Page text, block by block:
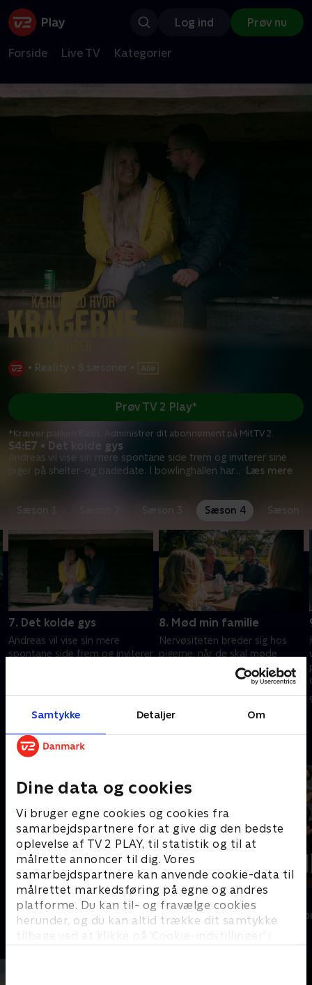
Samtykke Detaljer Om
Dine data og cookies
Vi bruger egne cookies og cookies fra
samarbejdspartnere for at give dig den bedste
oplevelse af TV 2 PLAY, til statistik og til at
målrette annoncer til dig. Vores
samarbejdspartnere kan anvende cookie-data til
målrettet markedsføring på egne og andres
platforme. Du kan til- og fravælge cookies
herunder, og du kan altid trække dit samtykke
tilbage ved at klikke på ’Cookie-indstillinger’ i
Log ind Prøv nu
Forside Live TV Kategorier
• Reality • 8 sæsoner •
S4:E7 • Det kolde gys
Andreas vil vise sin mere spontane side frem og inviterer sine
piger på shelter-og badedate. I bowlinghallen har... Læs mere
Prøv TV 2 Play*
*Kræver pakken Basis. Administrer dit abonnement på Mit TV 2.
Sæson 1 Sæson 3 Sæson 4 Sæson 5
7. Det kolde gys
Andreas vil vise sin mere
spontane side frem og inviterer
Jannich en helt særlig præmie
25. april 2023 • 39 min
8. Mød min familie
Nervøsiteten breder sig hos
pigerne, når de skal møde
fyrenes familier. Særligt Jannich
får stof til eftertanke, og Emilie
træffer en svær beslutning.
2. maj 2023 • 39 min
Andre så også
Landmand søger kærlighed
Reality • 13 sæsoner
Forræder
Reality • 4